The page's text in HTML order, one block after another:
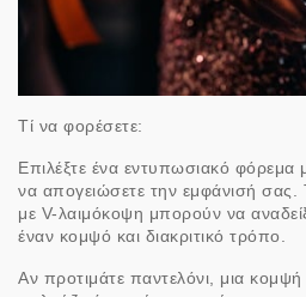
Τί να φορέσετε:
Επιλέξτε ένα εντυπωσιακό φόρεμα
να απογειώσετε την εμφάνισή σας.
με V-λαιμόκοψη μπορούν να
έναν κομψό και διακριτικό τρόπο.
Αν προτιμάτε παντελόνι, μια